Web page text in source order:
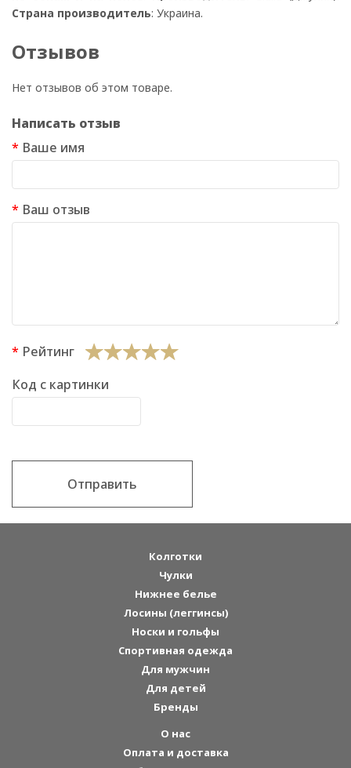
Страна производитель: Украина.
Отзывов
Нет отзывов об этом товаре.
Написать отзыв
Ваше имя
Ваш отзыв
Рейтинг
Код с картинки
Отправить
Колготки
Чулки
Нижнее белье
Лосины (леггинсы)
Носки и гольфы
Спортивная одежда
Для мужчин
Для детей
Бренды
О нас
Оплата и доставка